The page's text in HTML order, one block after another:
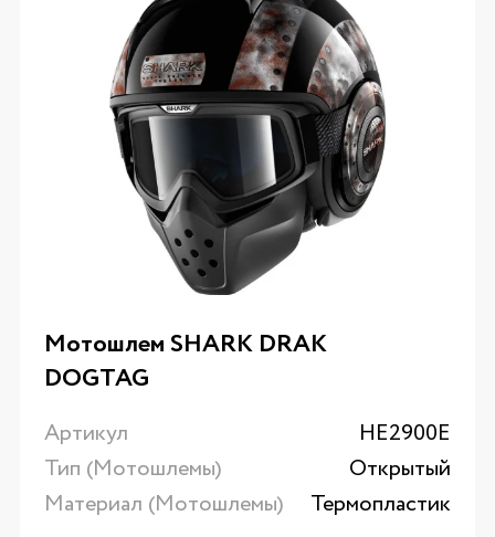
Мотошлем SHARK DRAK
DOGTAG
Артикул
HE2900E
Тип (Мотошлемы)
Открытый
Материал (Мотошлемы)
Термопластик